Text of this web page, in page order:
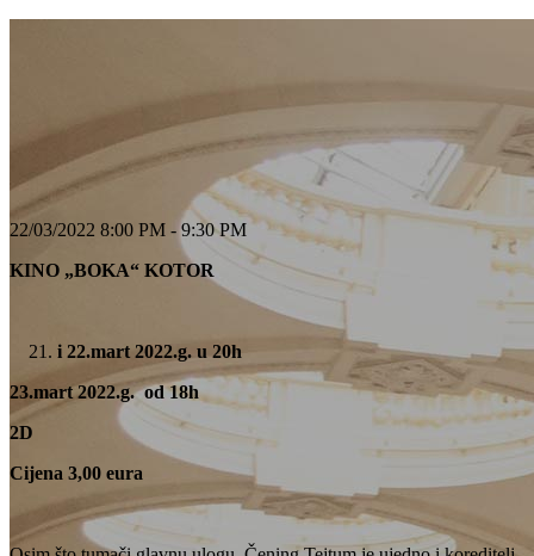
22/03/2022 8:00 PM - 9:30 PM
KINO „BOKA“ KOTOR
i 22.mart 2022.g. u 20h
23.mart 2022.g. od 18h
2D
Cijena 3,00 eura